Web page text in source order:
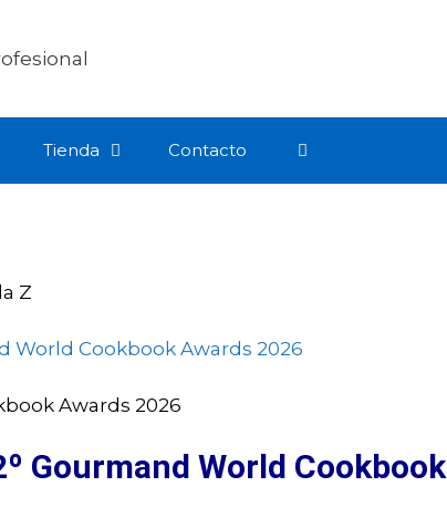
Tienda Contacto
Gourmand World Cookbook